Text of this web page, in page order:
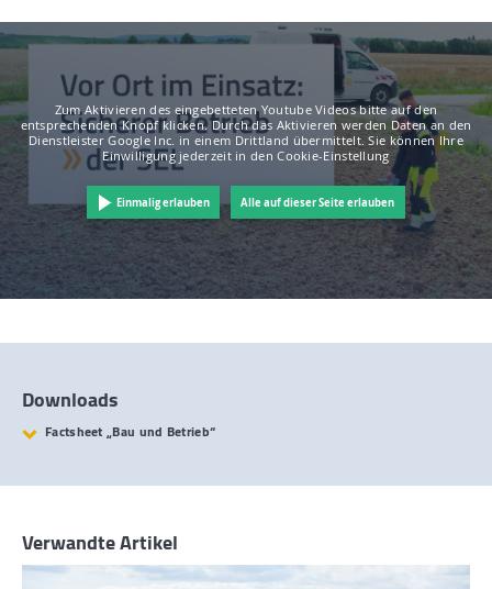
Zum Aktivieren des eingebetteten Youtube Videos bitte auf den
entsprechenden Knopf klicken. Durch das Aktivieren werden Daten an den
Dienstleister Google Inc. in einem Drittland übermittelt. Sie können Ihre
Einwilligung jederzeit in den Cookie-Einstellung
Einmalig erlauben Alle auf dieser Seite erlauben
Downloads
Factsheet „Bau und Betrieb“
Verwandte Artikel